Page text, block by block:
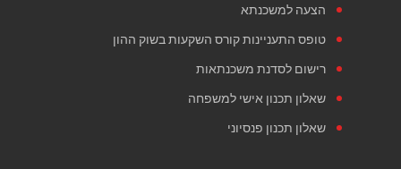
הצעה למשכנתא
טופס התעניינות קורס השקעות בשוק ההון
רישום לסדנת משכנתאות
שאלון תכנון אישי למשפחה
שאלון תכנון פנסיוני